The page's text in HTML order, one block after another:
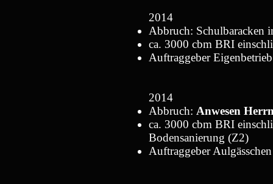
2014
Abbruch: Schulbaracken
ca. 3000 cbm BRI
Auftraggeber
2014
Abbruch: Anwesen
ca. 3000 cbm BRI
Bodensanierung (Z2)
Auftraggeber